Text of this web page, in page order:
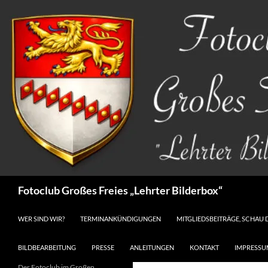
Inhalt
springen
Fotoclub Großes Freies „Lehrter Bilderbox“
WER SIND WIR? TERMINANKÜNDIGUNGEN MITGLIEDSBEITRÄGE, SCHAU
BILDBEARBEITUNG PRESSE ANLEITUNGEN KONTAKT